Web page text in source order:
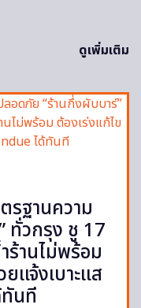
ดูเพิ่มเติม
รฐานความ
ทั่วกรุง ชู 17
ร้านไม่พร้อม
แจ้งเบาะแส
นที